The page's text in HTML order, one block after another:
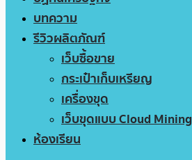
บทความ
รีวิวผลิตภัณฑ์
เว็บซื้อขาย
กระเป๋าเก็บเหรียญ
เครื่องขุด
เว็บขุดแบบ Cloud Mining
ห้องเรียน